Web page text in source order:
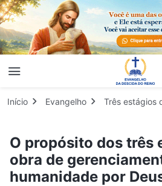
Início Evangelho Três estágios
O propósito dos três
obra de
humanidade por